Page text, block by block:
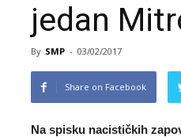
jedan
By SMP - 03/02/2017
Share on Facebook
Na spisku nacističkih